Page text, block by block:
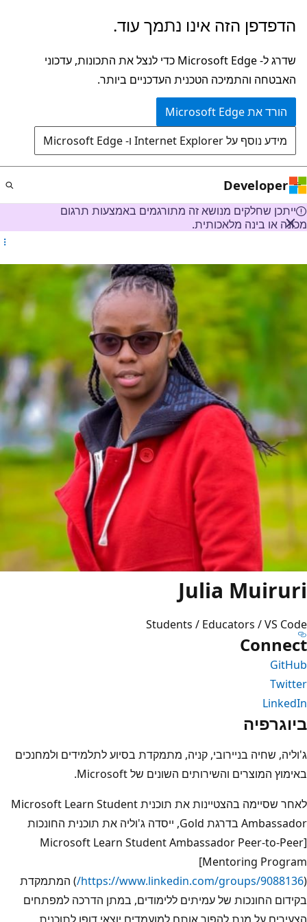
דלג
הראשי
הדפדפן הזה אינו נתמך עוד.
שדרג ל- Microsoft Edge כדי לנצל את התכונות, עדכוני
האבטחה והתמיכה הטכנית העדכניים ביותר.
הורד את Microsoft Edge
מידע נוסף על Internet Explorer ו- Microsoft Edge
Developer
ייתכן שחלקים מנושא זה מתורגמים באמצעות תרגום
מכונה או בינה מלאכותית.
Julia Muiruri
Students / Educators / VS Code
Connect
GitHub
Twitter
LinkedIn
ביוגרפיה
ג'וליה, שחיה בניירובי, קניה, מתמקדת בסיוע לתלמידים ולמחנכים
באימוץ המוצרים והשירותים השונים של Microsoft.
לאחר שסיימה בהצטיינות את תוכנית Microsoft Learn Student
Ambassador בדרגת Gold, ייסדה ג'וליה את תוכנית החונכות
[Microsoft Learn Student Ambassador Peer-to-Peer
Mentoring Program]
(
https://www.linkedin.com/groups/9088136/ ) המתמקדת
בקידום החונכות של עמיתים ללימודים, במתן הדרכה למפתחים
הצעירים על מנת להפוך אותם למועמדים יוצאי דופן לתוכנית